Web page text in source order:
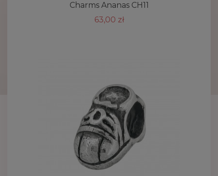
Charms Ananas CH11
63,00 zł